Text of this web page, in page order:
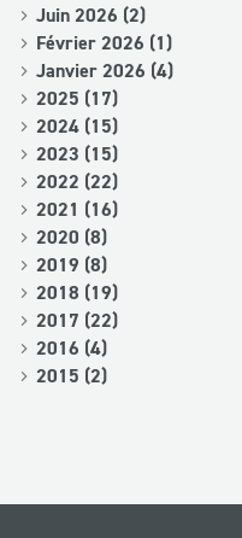
Juin 2026 (2)
Février 2026 (1)
Janvier 2026 (4)
2025 (17)
2024 (15)
2023 (15)
2022 (22)
2021 (16)
2020 (8)
2019 (8)
2018 (19)
2017 (22)
2016 (4)
2015 (2)